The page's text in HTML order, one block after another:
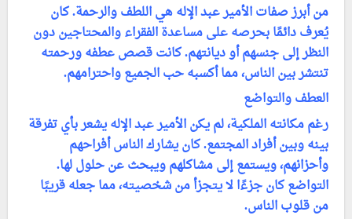
من أبرز صفات الأمير عبد الإله هي اللطف والرحمة. كان
يُعرف دائمًا بحرصه على مساعدة الفقراء والمحتاجين دون
النظر إلى جنسهم أو ديانتهم. كانت قصص عطفه ورحمته
تنتشر بين الناس، مما أكسبه حب الجميع واحترامهم.
العطف والتواضع
رغم مكانته الملكية، لم يكن الأمير عبد الإله يشعر بأي تفرقة
بينه وبين أفراد المجتمع. كان يشارك الناس أفراحهم
وأحزانهم، ويستمع إلى مشاكلهم ويبحث عن حلول لها.
التواضع كان جزءًا لا يتجزأ من شخصيته، مما جعله قريبًا
من قلوب الناس.